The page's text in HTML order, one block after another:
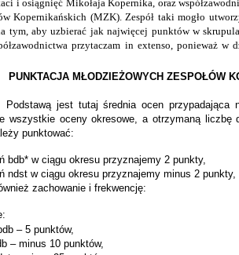
i osiągnięć Mikołaja Kopernika, oraz
Kopernikańskich (MZK). Zespół taki mogło
tym, aby uzbierać jak najwięcej punktów w
przytaczam in extenso, ponieważ w
PUNKTACJA MŁODZIEŻOWYCH ZESPOŁÓW
Podstawą jest tutaj średnia ocen przypadająca
wszystkie oceny okresowe, a otrzymaną liczbę
punktować:
bdb* w ciągu okresu przyznajemy 2 punkty,
ndst w ciągu okresu przyznajemy minus 2 punkty,
zachowanie i frekwencję:
– 5 punktów,
– minus 10 punktów,